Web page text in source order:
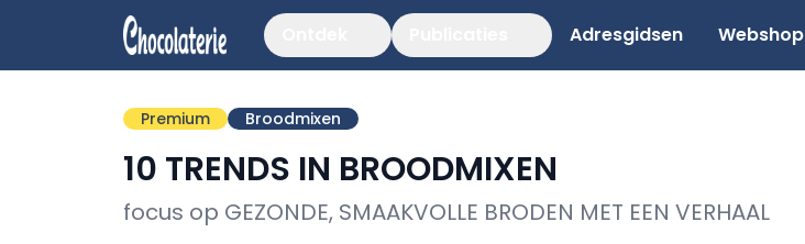
Adresgidsen Webshop
Premium Broodmixen
10 TRENDS IN BROODMIXEN
focus op GEZONDE, SMAAKVOLLE BRODEN MET EEN VERHAAL